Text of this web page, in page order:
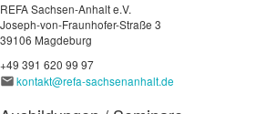
REFA Sachsen-Anhalt e.V.
Joseph-von-Fraunhofer-Straße 3
39106 Magdeburg
+49 391 620 99 97
kontakt@refa-sachsenanhalt.de